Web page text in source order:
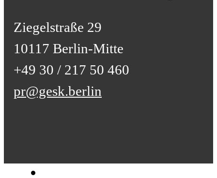
Ziegelstraße 29
10117 Berlin-Mitte
+49 30 / 217 50 460
pr@gesk.berlin